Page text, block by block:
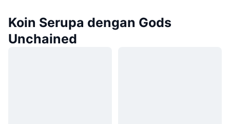
Koin Serupa dengan Gods
Unchained